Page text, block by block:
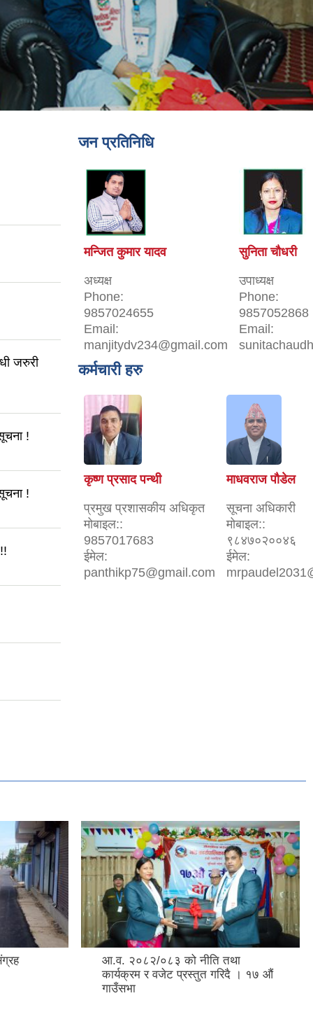
जरुरी
!
!
जन प्रतिनिधि
मन्जित कुमार यादव
अध्यक्ष
Phone:
9857024655
Email:
manjitydv234@gmail.com
सुनिता चौधरी
उपाध्यक्ष
Phone:
9857052868
Email:
कर्मचारी हरु
कृष्ण प्रसाद पन्थी
प्रमुख प्रशासकीय अधिकृत
मोबाइल::
9857017683
ईमेल:
panthikp75@gmail.com
माधवराज पौडेल
सूचना अधिकारी
मोबाइल::
९८४७०२००४६
ईमेल:
आ.व. २०८२/०८३ को नीति तथा
कार्यक्रम र वजेट प्रस्तुत गरिदै । १७ औं
गाउँसभा